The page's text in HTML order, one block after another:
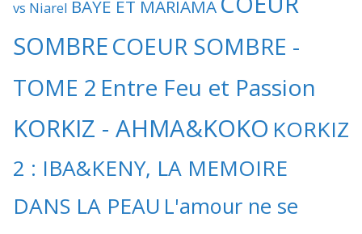
vs Niarel BAYE ET MARIAMA
SOMBRECOEUR SOMBRE -
TOME 2 Entre Feu et Passion
KORKIZ - AHMA&KOKO KORKIZ
2 : IBA&KENY, LA MEMOIRE
DANS LA PEAU L'amour ne se